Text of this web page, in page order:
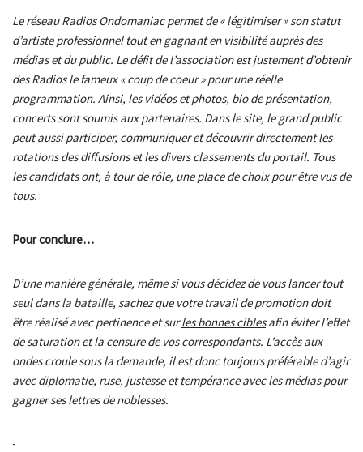
Le réseau Radios Ondomaniac permet de « légitimiser » son statut
d’artiste professionnel tout en gagnant en visibilité auprès des
médias et du public. Le défit de l’association est justement d’obtenir
des Radios le fameux « coup de coeur » pour une réelle
programmation. Ainsi, les vidéos et photos, bio de présentation,
concerts sont soumis aux partenaires. Dans le site, le grand public
peut aussi participer, communiquer et découvrir directement les
rotations des diffusions et les divers classements du portail. Tous
les candidats ont, à tour de rôle, une place de choix pour être vus de
tous.
Pour conclure…
D’une manière générale, même si vous décidez de vous lancer tout
seul dans la bataille, sachez que votre travail de promotion doit
être réalisé avec pertinence et surles bonnes ciblesafin éviter l’effet
de saturation et la censure de vos correspondants. L’accès aux
ondes croule sous la demande, il est donc toujours préférable d’agir
avec diplomatie, ruse, justesse et tempérance avec les médias pour
gagner ses lettres de noblesses.
-